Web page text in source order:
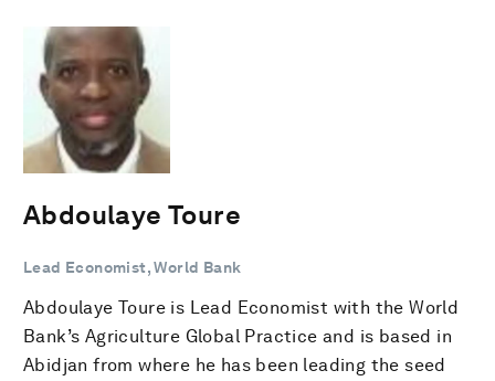
Abdoulaye Toure
Lead Economist, World Bank
Abdoulaye Toure is Lead Economist with the World
Bank’s Agriculture Global Practice and is based in
Abidjan from where he has been leading the seed